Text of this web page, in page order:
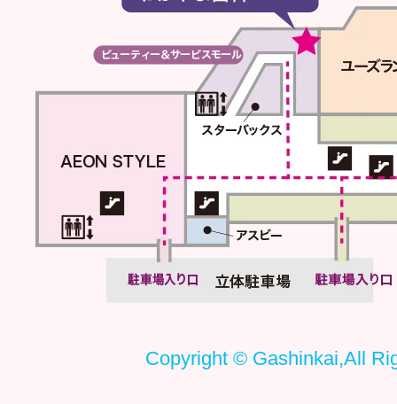
Copyright © Gashinkai,All